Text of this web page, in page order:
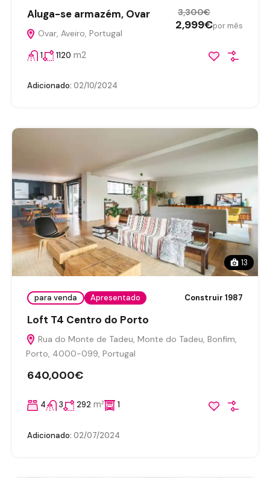
Aluga-se armazém, Ovar
Ovar, Aveiro, Portugal
2,999€
3,300€
por mês
1 1120 m2
Adicionado: 02/10/2024
13
para venda Apresentado Construir 1987
Loft T4 Centro do Porto
Rua do Monte de Tadeu, Monte do Tadeu, Bonfim,
Porto, 4000-099, Portugal
640,000€
4 3 292 m² 1
Adicionado: 02/07/2024